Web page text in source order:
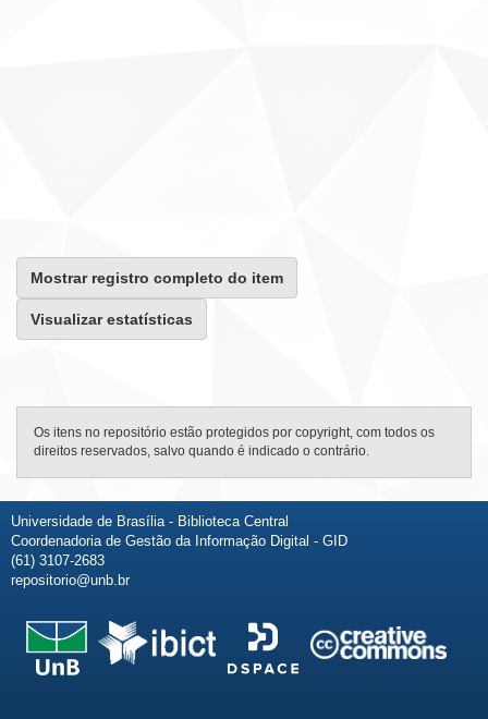
Mostrar registro completo do item
Visualizar estatísticas
Os itens no repositório estão protegidos por copyright, com todos os
direitos reservados, salvo quando é indicado o contrário.
Universidade de Brasília - Biblioteca Central
Coordenadoria de Gestão da Informação Digital - GID
(61) 3107-2683
repositorio@unb.br